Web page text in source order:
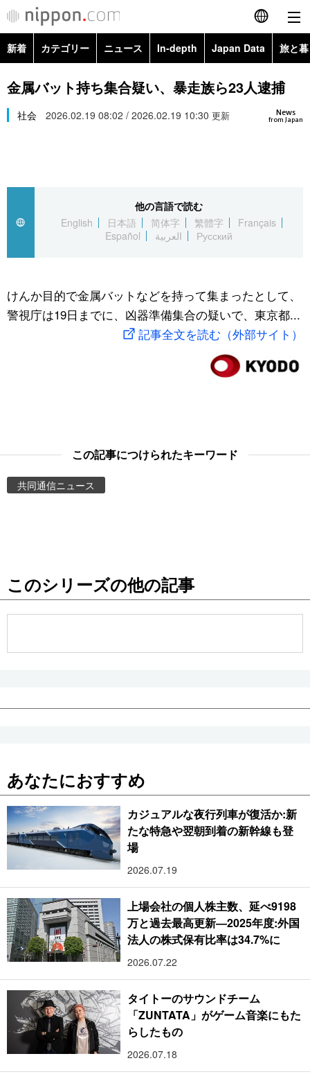
English
简体字
繁體字
العربية
社会
スポーツ・東京2020
旅と暮らし
Images
新着 カテゴリー ニュース In-depth Japan Data 旅と
政治・外交
経済・ビジネス
社会
文化
科学・技術
暮らし
Topics
Images
お知らせ
金属バット持ち集合疑い、暴走族ら23人逮捕
News
from Japan
社会 2026.02.19 08:02 / 2026.02.19 10:30 更新
他の言語で読む
English
日本語 简体字 繁體字
Français
Español
العربية Русский
けんか目的で金属バットなどを持って集まったとして、
警視庁は19日までに、凶器準備集合の疑いで、東京都...
記事全文を読む（外部サイト）
この記事につけられたキーワード
共同通信ニュース
このシリーズの他の記事
あなたにおすすめ
カジュアルな夜行列車が復活か:新
たな特急や翌朝到着の新幹線も登
場
2026.07.19
上場会社の個人株主数、延べ9198
万と過去最高更新―2025年度:外国
法人の株式保有比率は34.7%に
2026.07.22
タイトーのサウンドチーム
「ZUNTATA」がゲーム音楽にもた
らしたもの
2026.07.18